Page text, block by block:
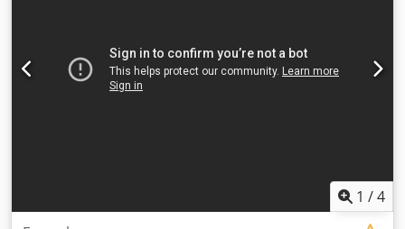
wodnej Crsdpfx Ameq U S Ahemof - System chłodzenia
1 /4